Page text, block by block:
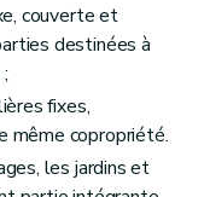
couverte et
destinées à
fixes,
même copropriété.
les jardins et